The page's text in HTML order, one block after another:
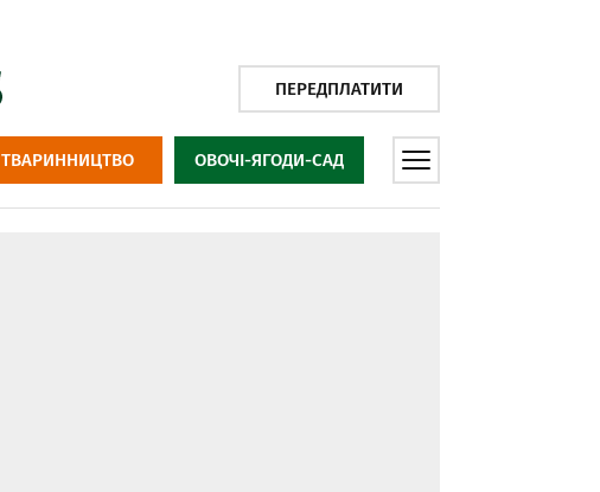
ПЕРЕДПЛАТИТИ
ТВАРИННИЦТВО ОВОЧІ-ЯГОДИ-САД